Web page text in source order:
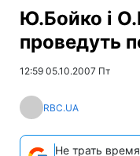
Ю.Бойко і
проведуть
12:59 05.10.2007 Пт
RBC.UA
Не трать